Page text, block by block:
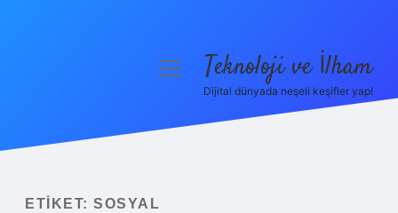
Yasal Uyarı
menüyüTeknoloji ve İlham
Dijital dünyada neşeli keşifler yap!
ETIKET: SOSYAL